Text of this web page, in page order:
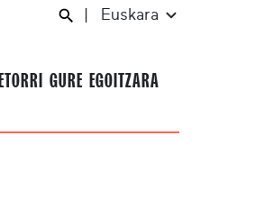
Euskara
ETORRI GURE EGOITZARA